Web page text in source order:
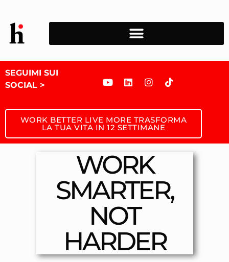
SEGUIMI SUI
SOCIAL >
WORK BETTER LIVE MORE TRASFORMA
LA TUA VITA IN 12 SETTIMANE
WORK
SMARTER,
NOT
HARDER